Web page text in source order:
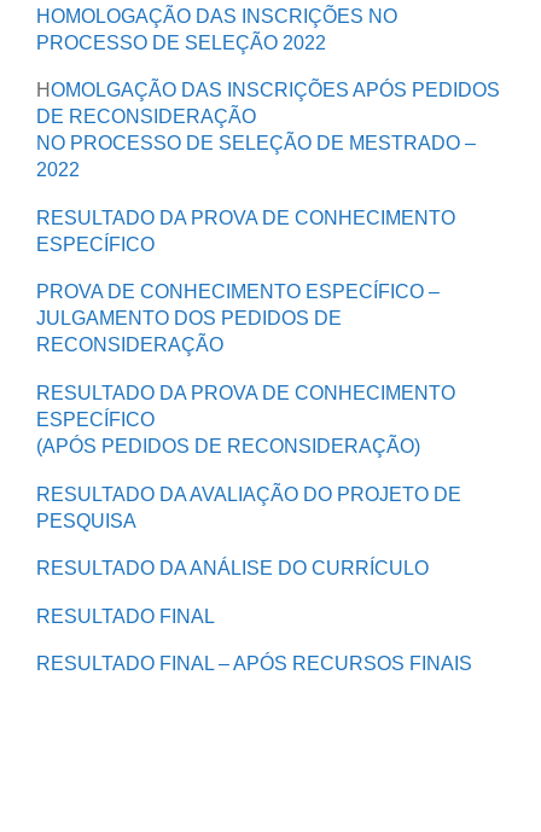
HOMOLOGAÇÃO DAS INSCRIÇÕES NO
PROCESSO DE SELEÇÃO 2022
HOMOLGAÇÃO DAS INSCRIÇÕES APÓS PEDIDOS
DE RECONSIDERAÇÃO
NO PROCESSO DE SELEÇÃO DE MESTRADO –
2022
RESULTADO DA PROVA DE CONHECIMENTO
ESPECÍFICO
PROVA DE CONHECIMENTO ESPECÍFICO –
JULGAMENTO DOS PEDIDOS DE
RECONSIDERAÇÃO
RESULTADO DA PROVA DE CONHECIMENTO
ESPECÍFICO
(APÓS PEDIDOS DE RECONSIDERAÇÃO)
RESULTADO DA AVALIAÇÃO DO PROJETO DE
PESQUISA
RESULTADO DA ANÁLISE DO CURRÍCULO
RESULTADO FINAL
RESULTADO FINAL – APÓS RECURSOS FINAIS